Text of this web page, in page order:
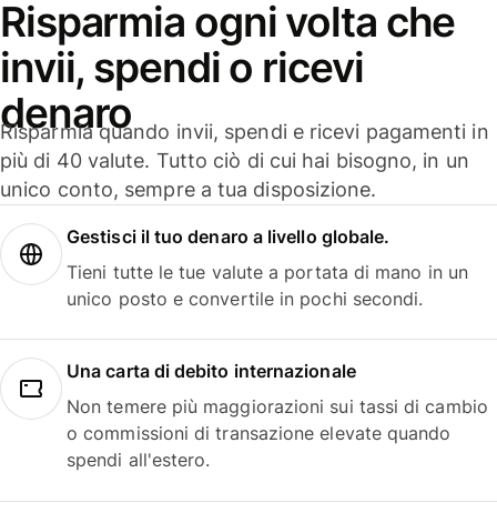
Risparmia ogni volta che
invii, spendi o ricevi
denaro
Risparmia quando invii, spendi e ricevi pagamenti in
più di 40 valute. Tutto ciò di cui hai bisogno, in un
unico conto, sempre a tua disposizione.
Gestisci il tuo denaro a livello globale.
Tieni tutte le tue valute a portata di mano in un
unico posto e convertile in pochi secondi.
Una carta di debito internazionale
Non temere più maggiorazioni sui tassi di cambio
o commissioni di transazione elevate quando
spendi all'estero.